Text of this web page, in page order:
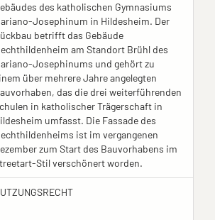
des katholischen Gymnasiums
Josephinum in Hildesheim. Der
betrifft das Gebäude
am Standort Brühl des
Josephinums und gehört zu
über mehrere Jahre angelegten
das die drei weiterführenden
in katholischer Trägerschaft in
umfasst. Die Fassade des
ist im vergangenen
zum Start des Bauvorhabens im
Stil verschönert worden.